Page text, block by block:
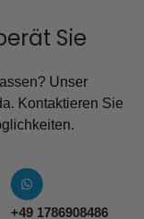
Sie
Unser
Kontaktieren Sie
+49 1786908486